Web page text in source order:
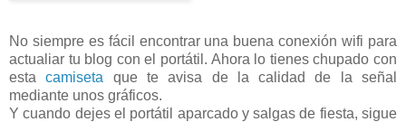
No siempre es fácil encontrar una buena conexión wifi para
actualiar tu blog con el portátil. Ahora lo tienes chupado con
estacamiseta que te avisa de la calidad de la señal
mediante unos gráficos.
Y cuando dejes el portátil aparcado y salgas de fiesta, sigue